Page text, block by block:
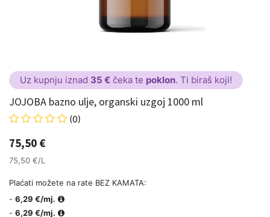
Uz kupnju iznad 35 € čeka te poklon. Ti biraš koji!
JOJOBA bazno ulje, organski uzgoj 1000 ml
(0)
75,50 €
75,50 €/L
Plaćati možete na rate BEZ KAMATA:
- 6,29 €/mj.
- 6,29 €/mj.